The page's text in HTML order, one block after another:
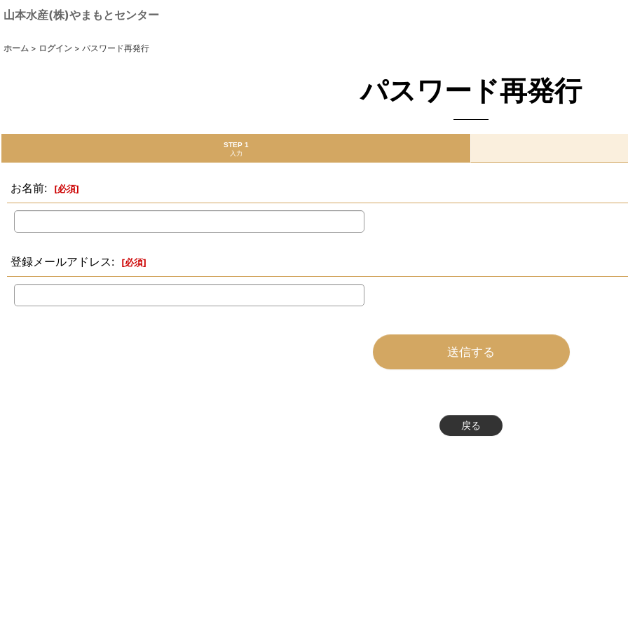
山本水産(株)やまもとセンター
ホーム > ログイン > パスワード再発行
パスワード再発行
STEP 1
入力
お名前: [必須]
登録メールアドレス: [必須]
送信する
戻る